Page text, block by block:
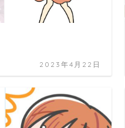
2023年4月22日